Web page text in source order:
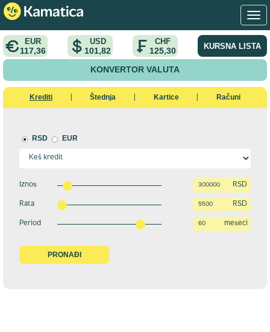
EUR
117,36
USD
101,82
CHF
125,30 KURSNA LISTA
KONVERTOR VALUTA
Krediti Štednja Kartice Računi
RSD EUR
Iznos RSD
Rata RSD
Period meseci
PRONAĐI